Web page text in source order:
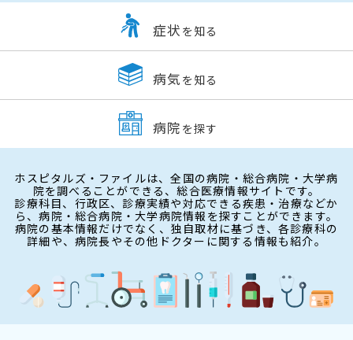
症状 を知る
病気 を知る
病院 を探す
ホスピタルズ・ファイルは、全国の病院・総合病院・大学病
院を調べることができる、総合医療情報サイトです。
診療科目、行政区、診療実績や対応できる疾患・治療などか
ら、病院・総合病院・大学病院情報を探すことができます。
病院の基本情報だけでなく、独自取材に基づき、各診療科の
詳細や、病院長やその他ドクターに関する情報も紹介。